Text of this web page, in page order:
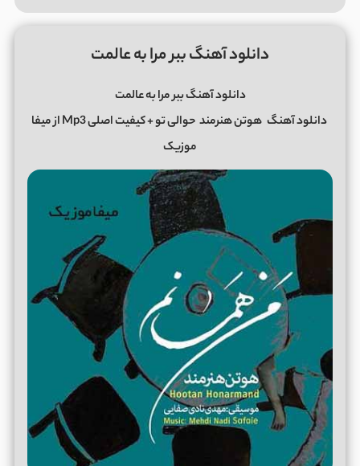
دانلود آهنگ ببر مرا به عالمت
دانلود آهنگ ببر مرا به عالمت
دانلود آهنگ هوتن هنرمند حوالی تو +
کیفیت اصلی Mp3 از میفا
موزیک